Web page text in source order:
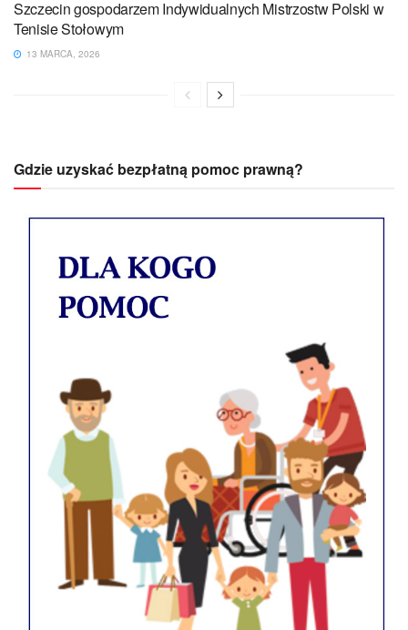
Szczecin gospodarzem Indywidualnych Mistrzostw Polski w
Tenisie Stołowym
13 MARCA, 2026
Gdzie uzyskać bezpłatną pomoc prawną?